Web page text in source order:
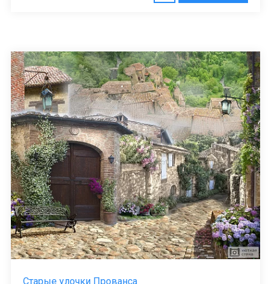
Старые улочки Прованса